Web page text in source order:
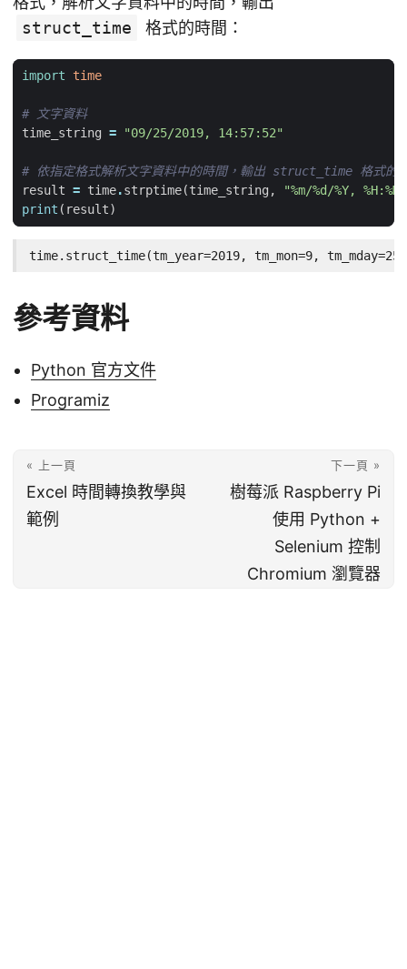
struct_time
格式的時間：
import time
# 文字資料
time_string = "09/25/2019, 14:57:52"
# 依指定格式解析文字資料中的時間，輸出 struct_time 格式的
result = time.strptime(time_string , "%m/%d/%Y,
print ( result)
time.struct_time(tm_year=2019, tm_mon=9,
參考資料
Python 官方文件
Programiz
« 上一頁
Excel 時間轉換教學與
範例
下一頁 »
樹莓派 Raspberry Pi
使用 Python +
Selenium 控制
Chromium 瀏覽器